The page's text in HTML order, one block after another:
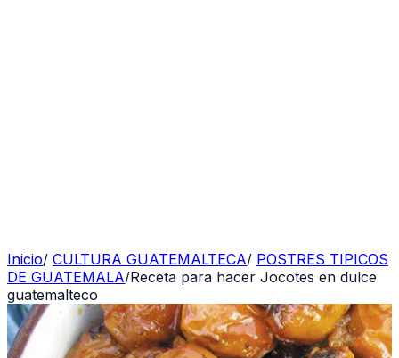
Inicio/ CULTURA GUATEMALTECA/ POSTRES TIPICOS
DE GUATEMALA/Receta para hacer Jocotes en dulce
guatemalteco